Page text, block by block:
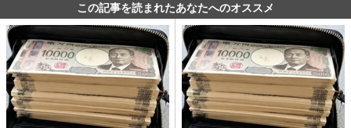
この記事を読まれたあなたへのオススメ